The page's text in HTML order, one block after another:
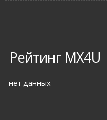
Рейтинг MX4U
нет данных